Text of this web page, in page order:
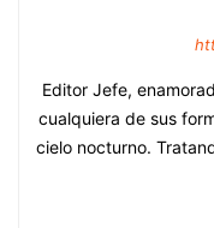
Editor Jefe,
cualquiera de sus
cielo nocturno.